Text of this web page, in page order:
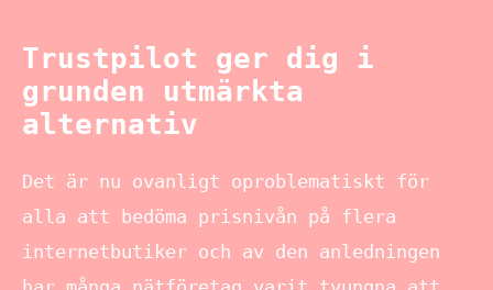
Trustpilot ger dig i
grunden utmärkta
alternativ
Det är nu ovanligt oproblematiskt för
alla att bedöma prisnivån på flera
internetbutiker och av den anledningen